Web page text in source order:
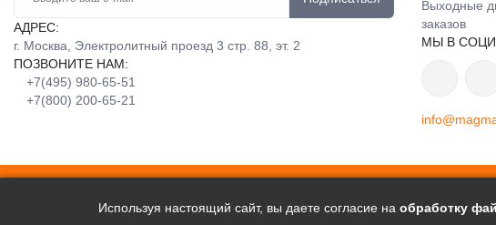
АДРЕС:
г. Москва, Электролитный проезд 3 стр. 88, эт. 2
ПОЗВОНИТЕ НАМ:
+7(495) 980-65-51
+7(800) 200-65-21
Выходные
заказов
МЫ В
Используя настоящий сайт, вы даете согласие на обработку